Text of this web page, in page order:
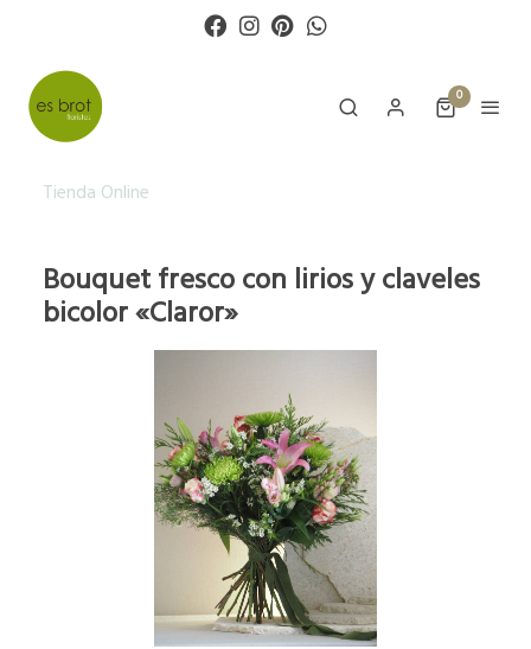
0
Tienda Online
Bouquet fresco con lirios y claveles
bicolor «Claror»